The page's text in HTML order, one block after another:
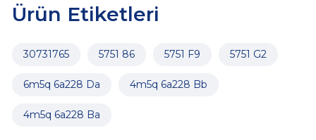
Ürün Etiketleri
30731765 5751 86 5751 F9 5751 G2
6m5q 6a228 Da 4m5q 6a228 Bb
4m5q 6a228 Ba